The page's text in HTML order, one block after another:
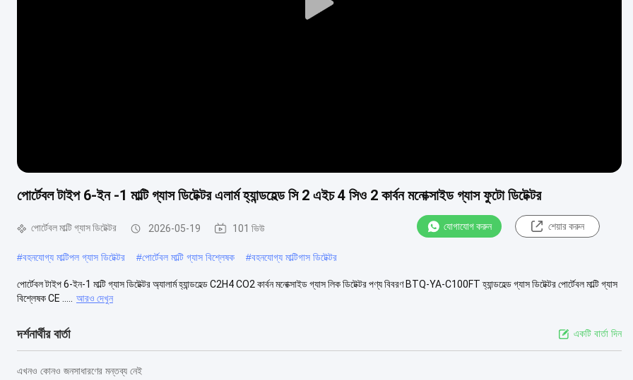
Play
পোর্টেবল টাইপ 6-ইন -1 মাল্টি গ্যাস ডিটেক্টর এলার্ম হ্যান্ডহেল্ড সি 2 এইচ 4 সিও 2 কার্বন মনোক্সাইড গ্যাস ফুটো ডিটেক্টর
পোর্টেবল মাল্টি গ্যাস ডিটেক্টর 2026-05-19 101 ভিউ যোগাযোগ করুন শেয়ার করুন
#বহনযোগ্য মাল্টিপল গ্যাস ডিটেক্টর #পোর্টেবল মাল্টি গ্যাস বিশ্লেষক #বহনযোগ্য মাল্টিগাস ডিটেক্টর
পোর্টেবল টাইপ 6-ইন-1 মাল্টি গ্যাস ডিটেক্টর অ্যালার্ম হ্যান্ডহেল্ড C2H4 CO2 কার্বন মনোক্সাইড গ্যাস লিক ডিটেক্টর পণ্য বিবরণ BTQ-YA-C100FT হ্যান্ডহেল্ড গ্যাস ডিটেক্টর পোর্টেবল মাল্টি গ্যাস
বিশ্লেষক CE .....
আরও দেখুন
দর্শনার্থীর বার্তা একটি বার্তা দিন
এখনও কোনও জনসাধারণের মন্তব্য নেই